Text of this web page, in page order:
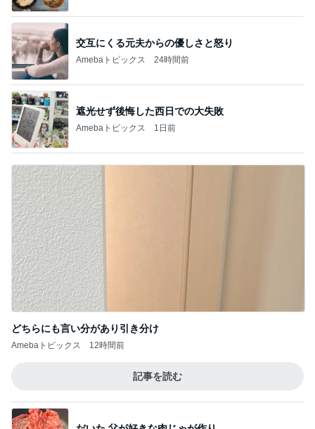
交互にくる元夫からの優しさと怒り
Amebaトピックス 24時間前
遮光せず後悔した西日での大失敗
Amebaトピックス 1日前
どちらにも言い分があり引き分け
Amebaトピックス 12時間前
記事を読む